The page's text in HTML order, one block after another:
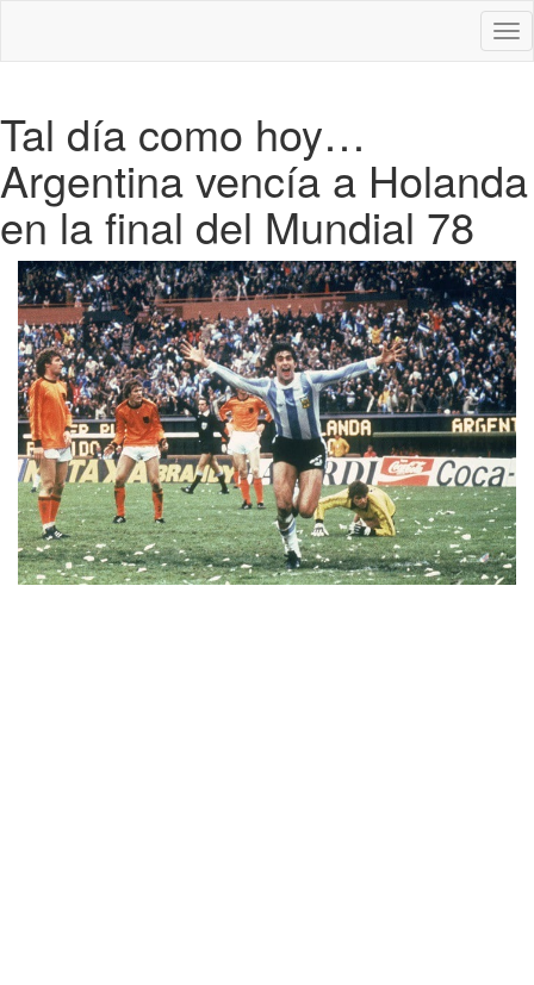
Tal día como hoy…
Argentina vencía a Holanda
en la final del Mundial 78